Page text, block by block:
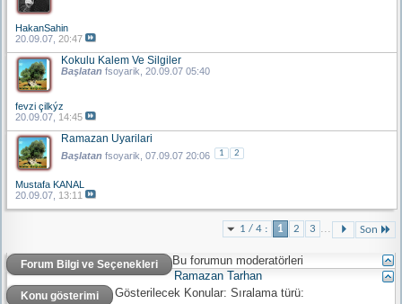
HakanSahin
20.09.07, 20:47
Kokulu Kalem Ve Silgiler
Başlatan fsoyarik , 20.09.07 05:40
fevzi çilkýz
20.09.07, 14:45
Ramazan Uyarilari
Başlatan fsoyarik , 07.09.07 20:06 1 2
Mustafa KANAL
20.09.07, 13:11
1 / 4 : 1 2 3 ... Son
Forum Bilgi ve Seçenekleri
Bu forumun moderatörleri
Ramazan Tarhan
Konu gösterimi Gösterilecek Konular: Sıralama türü: